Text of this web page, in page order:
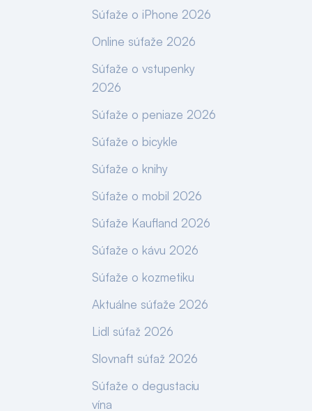
Súťaže o iPhone 2026
Online súťaže 2026
Súťaže o vstupenky
2026
Súťaže o peniaze 2026
Súťaže o bicykle
Súťaže o knihy
Súťaže o mobil 2026
Súťaže Kaufland 2026
Súťaže o kávu 2026
Súťaže o kozmetiku
Aktuálne súťaže 2026
Lidl súťaž 2026
Slovnaft súťaž 2026
Súťaže o degustaciu
vína